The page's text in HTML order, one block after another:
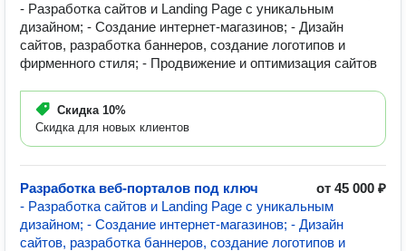
- Разработка сайтов и Landing Page с уникальным
дизайном; - Создание интернет-магазинов; - Дизайн
сайтов, разработка баннеров, создание логотипов и
фирменного стиля; - Продвижение и оптимизация сайтов
Скидка 10%
Скидка для новых клиентов
Разработка веб-порталов под ключ
от 45 000 ₽
- Разработка сайтов и Landing Page с уникальным
дизайном; - Создание интернет-магазинов; - Дизайн
сайтов, разработка баннеров, создание логотипов и